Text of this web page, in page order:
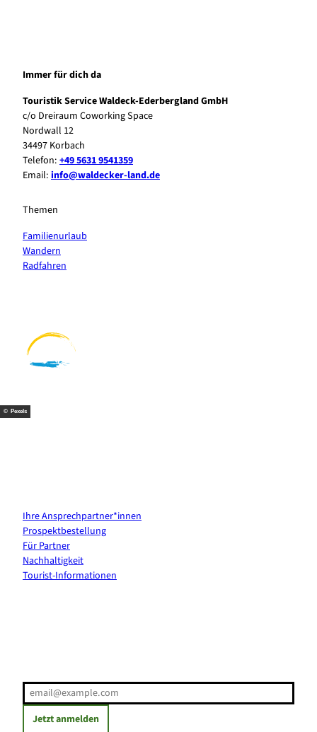
Immer für dich da
Touristik Service Waldeck-Ederbergland GmbH
c/o Dreiraum Coworking Space
Nordwall 12
34497 Korbach
Telefon: +49 5631 9541359
Email: info@waldecker-land.de
Themen
Familienurlaub
Wandern
Radfahren
b
n
t
r
e
t
u
b
© Pexels
Ihre Ansprechpartner*innen
Prospektbestellung
Für Partner
Nachhaltigkeit
Tourist-Informationen
Jetzt anmelden